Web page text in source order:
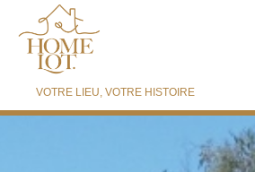
VOTRE LIEU, VOTRE HISTOIRE